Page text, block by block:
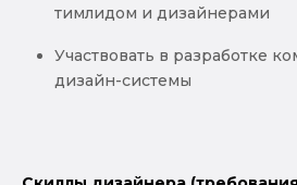
тимлидом и дизайнерами
Участвовать в разработке
дизайн-системы